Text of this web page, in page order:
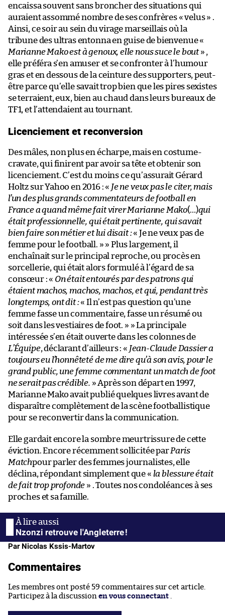
encaissa souvent sans broncher des situations qui
auraient assommé nombre de ses confrères « velus » .
Ainsi, ce soir au sein du virage marseillais où la
tribune des ultras entonna en guise de bienvenue «
Marianne Mako est à genoux, elle nous suce le bout» ,
elle préféra s’en amuser et se confronter à l’humour
gras et en dessous de la ceinture des supporters, peut-
être parce qu’elle savait trop bien que les pires sexistes
se terraient, eux, bien au chaud dans leurs bureaux de
TF1, et l’attendaient au tournant.
Licenciement et reconversion
Des mâles, non plus en écharpe, mais en costume-
cravate, qui finirent par avoir sa tête et obtenir son
licenciement. C’est du moins ce qu’assurait Gérard
Holtz sur Yahoo en 2016 : « Je ne veux pas le citer, mais
l’un des plus grands commentateurs de football en
France a quand même fait virer Marianne Mako(…)qui
était professionnelle, qui était pertinente, qui savait
bien faire son métier et lui disait :« Je ne veux pas de
femme pour le football. » » Plus largement, il
enchaînait sur le principal reproche, ou procès en
sorcellerie, qui était alors formulé à l’égard de sa
consœur : « On était entourés par des patrons qui
étaient machos, machos, machos, et qui, pendant très
longtemps, ont dit :« Il n’est pas question qu’une
femme fasse un commentaire, fasse un résumé ou
soit dans les vestiaires de foot. » » La principale
intéressée s’en était ouverte dans les colonnes de
L’Équipe, déclarant d’ailleurs : « Jean-Claude Dassier a
toujours eu l’honnêteté de me dire qu’à son avis, pour le
grand public, une femme commentant un match de foot
ne serait pas crédible. » Après son départ en 1997,
Marianne Mako avait publié quelques livres avant de
disparaître complètement de la scène footballistique
pour se reconvertir dans la communication.
Elle gardait encore la sombre meurtrissure de cette
éviction. Encore récemment sollicitée parParis
Matchpour parler des femmes journalistes, elle
déclina, répondant simplement que « la blessure était
de fait trop profonde » . Toutes nos condoléances à ses
proches et sa famille.
Nzonzi retrouve l'Angleterre !
Par Nicolas Kssis-Martov
Commentaires
Les membres ont posté 59 commentaires sur cet article.
Participez à la discussion en vous connectant